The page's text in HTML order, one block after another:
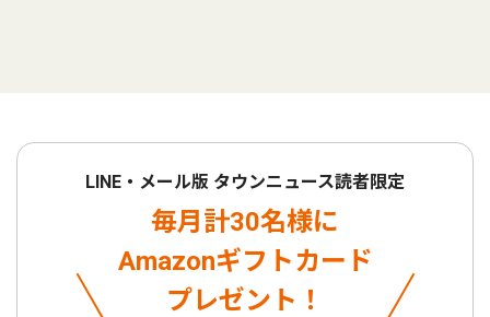
LINE・メール版 タウンニュース読者限定
毎月計30名様に
Amazonギフトカード
プレゼント！